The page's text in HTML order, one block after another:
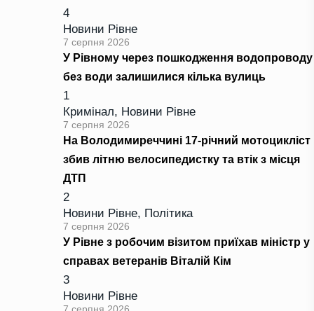
4
Новини Рівне
7 серпня 2026
У Рівному через пошкодження водопроводу
без води залишилися кілька вулиць
1
Кримінал, Новини Рівне
7 серпня 2026
На Володимиреччині 17-річний мотоцикліст
збив літню велосипедистку та втік з місця
ДТП
2
Новини Рівне, Політика
7 серпня 2026
У Рівне з робочим візитом приїхав міністр у
справах ветеранів Віталій Кім
3
Новини Рівне